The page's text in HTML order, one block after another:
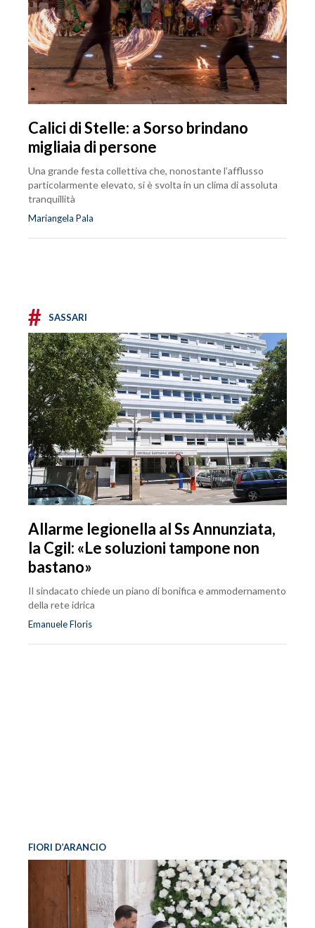
Calici di Stelle: a Sorso brindano
migliaia di persone
Una grande festa collettiva che, nonostante l’afflusso
particolarmente elevato, si è svolta in un clima di assoluta
tranquillità
Mariangela Pala
# SASSARI
Allarme legionella al Ss Annunziata,
la Cgil: «Le soluzioni tampone non
bastano»
Il sindacato chiede un piano di bonifica e ammodernamento
della rete idrica
Emanuele Floris
FIORI D’ARANCIO